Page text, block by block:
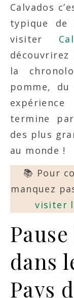
Calvados
typique de
visiter
la
pomme,
termine
des plus
au monde !
📚 Pour
manquez
visiter
dans
Pays